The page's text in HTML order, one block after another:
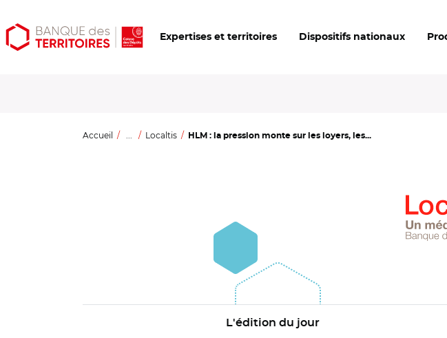
Aller
au
Aller
au
Ouvrir
les
Expertises et territoires Dispositifs nationaux
Accueil ... Localtis HLM : la pression monte sur les loyers, les...
L'édition du jour